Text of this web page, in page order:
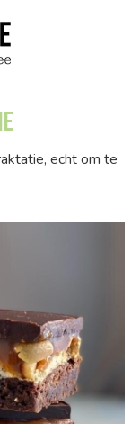
echt om te